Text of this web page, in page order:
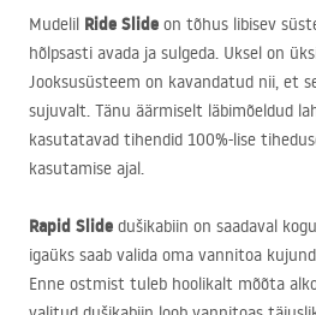
Mudelil Ride Slide on tõhus libisev
hõlpsasti avada ja sulgeda. Uksel on
Jooksusüsteem on kavandatud nii, et
sujuvalt. Tänu äärmiselt läbimõeldud
kasutatavad tihendid 100%-lise
kasutamise ajal.
Rapid Slide dušikabiin on saadaval
igaüks saab valida oma vannitoa
Enne ostmist tuleb hoolikalt mõõta